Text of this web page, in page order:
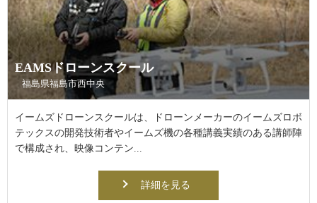
EAMSドローンスクール
福島県福島市西中央
イームズドローンスクールは、ドローンメーカーのイームズロボ
テックスの開発技術者やイームズ機の各種講義実績のある講師陣
で構成され、映像コンテン...
詳細を見る